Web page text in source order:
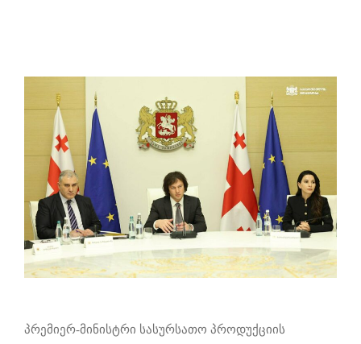
პრემიერ-მინისტრი სასურსათო პროდუქციის